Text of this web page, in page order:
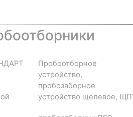
Пробоотборное
устройство,
пробозаборное
устройство щелевое,